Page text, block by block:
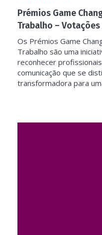
Prémios Game
Trabalho –
Os Prémios Game
Trabalho são uma
reconhecer
comunicação que se
transformadora para